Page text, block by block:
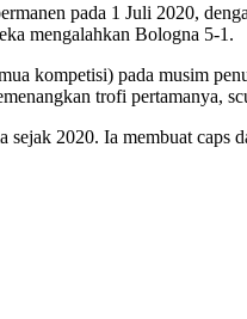
pada 1 Juli 2020,
mengalahkan Bologna 5-1.
kompetisi) pada musim
trofi pertamanya,
sejak 2020. Ia membuat